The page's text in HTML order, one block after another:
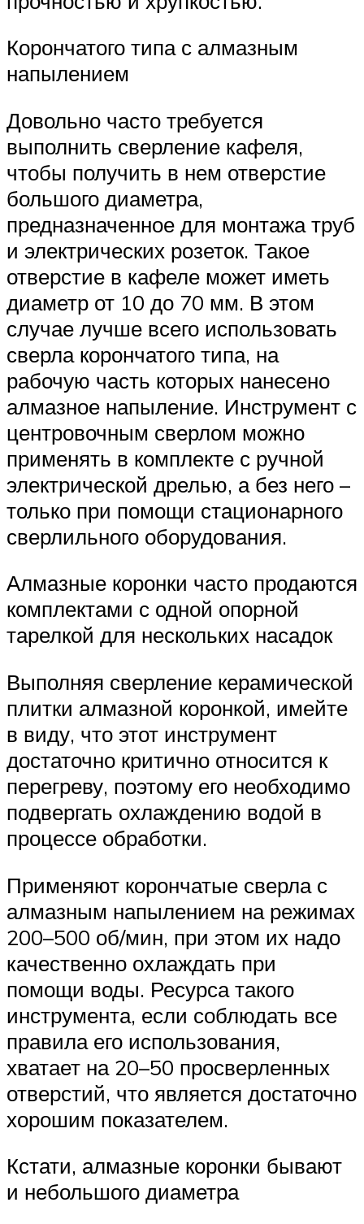
Корончатого типа с алмазным
напылением
Довольно часто требуется
выполнить сверление кафеля,
чтобы получить в нем отверстие
большого диаметра,
предназначенное для монтажа труб
и электрических розеток. Такое
отверстие в кафеле может иметь
диаметр от 10 до 70 мм. В этом
случае лучше всего использовать
сверла корончатого типа, на
рабочую часть которых нанесено
алмазное напыление. Инструмент с
центровочным сверлом можно
применять в комплекте с ручной
электрической дрелью, а без него –
только при помощи стационарного
сверлильного оборудования.
Алмазные коронки часто продаются
комплектами с одной опорной
тарелкой для нескольких насадок
Выполняя сверление керамической
плитки алмазной коронкой, имейте
в виду, что этот инструмент
достаточно критично относится к
перегреву, поэтому его необходимо
подвергать охлаждению водой в
процессе обработки.
Применяют корончатые сверла с
алмазным напылением на режимах
200–500 об/мин, при этом их надо
качественно охлаждать при
помощи воды. Ресурса такого
инструмента, если соблюдать все
правила его использования,
хватает на 20–50 просверленных
отверстий, что является достаточно
хорошим показателем.
Кстати, алмазные коронки бывают
и небольшого диаметра